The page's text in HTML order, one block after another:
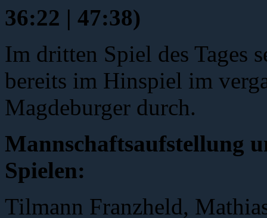
36:22 | 47:38)
Im dritten Spiel des Tages
bereits im Hinspiel im
Magdeburger durch.
Mannschaftsaufstellung
Spielen:
Tilmann Franzheld,